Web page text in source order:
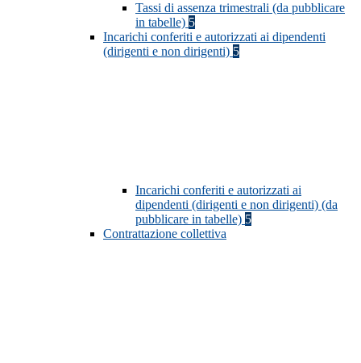
Tassi di assenza trimestrali (da pubblicare
in tabelle) 5
Incarichi conferiti e autorizzati ai dipendenti
(dirigenti e non dirigenti) 5
Incarichi conferiti e autorizzati ai
dipendenti (dirigenti e non dirigenti) (da
pubblicare in tabelle) 5
Contrattazione collettiva